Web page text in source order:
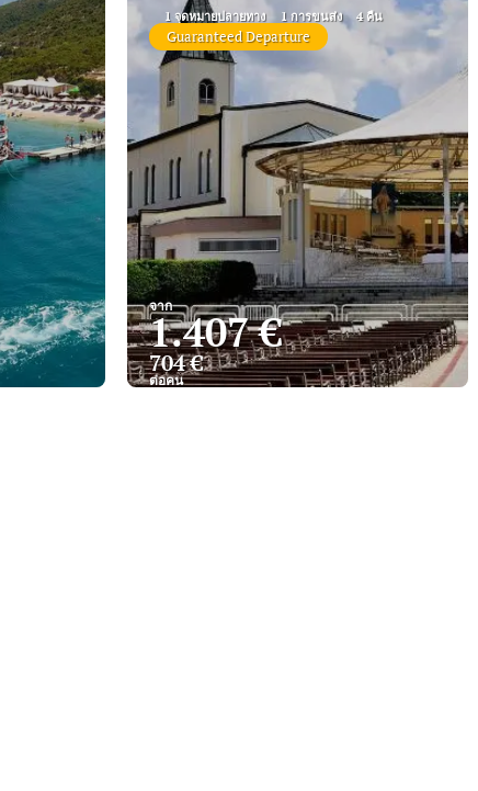
1 จุดหมายปลายทาง 1 การขนส่ง 4 คืน
Guaranteed Departure
จาก
1.407 €
704 €
ต่อคน